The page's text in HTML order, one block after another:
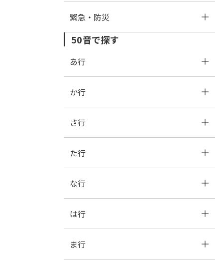
市税
年金・保険
学ぶ・楽しむ
市民参加
まちづくり
ご意見・提案・問い合わせ
妊娠・出産
子育て
入園・入学
就職・退職
結婚・離婚
引越・住まい
ごみ・リサイクル
高齢者
葬儀
仕事・産業
税金
ごみ・リサイクル関連
まちづくり関連
契約
その他事業者の方向け
雑誌スポンサー制度
緊急・防災
救急
消防
防災
防犯
交通安全
50音で探す
あ行
あ
か行
か
さ行
さ
た行
た
な行
な
は行
は
ま行